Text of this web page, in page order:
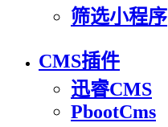
筛选小程序
CMS插件
迅睿CMS
PbootCms